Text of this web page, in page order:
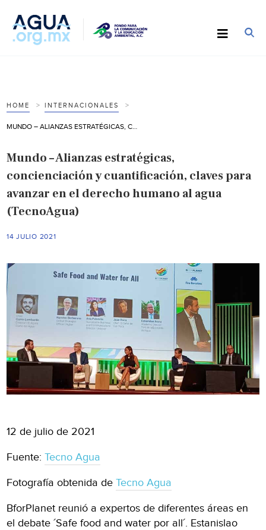
HOME INTERNACIONALES
Mundo – Alianzas estratégicas,
concienciación y cuantificación, claves para
avanzar en el derecho humano al agua
(TecnoAgua)
14 JULIO 2021
12 de julio de 2021
Fuente:Tecno Agua
Fotografía obtenida deTecno Agua
BforPlanet reunió a expertos de diferentes áreas en
el debate ´Safe food and water por all´. Estanislao